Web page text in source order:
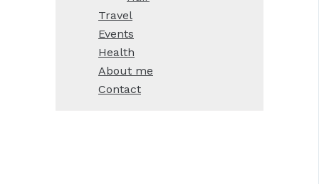
Travel
Events
Health
About me
Contact